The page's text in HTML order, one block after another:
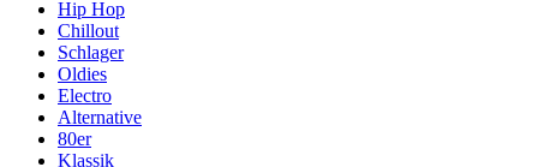
Hip Hop
Chillout
Schlager
Oldies
Electro
Alternative
80er
Klassik